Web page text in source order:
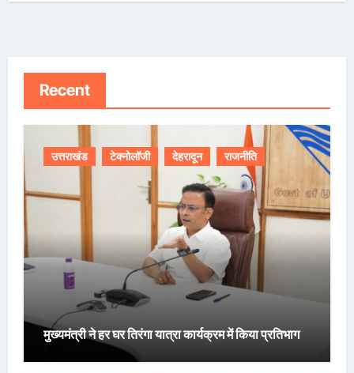
Recent
उत्तराखंड टेक्नोलॉजी देहरादून राजनीति
मुख्यमंत्री ने हर घर तिरंगा यात्रा कार्यक्रम में किया प्रतिभाग